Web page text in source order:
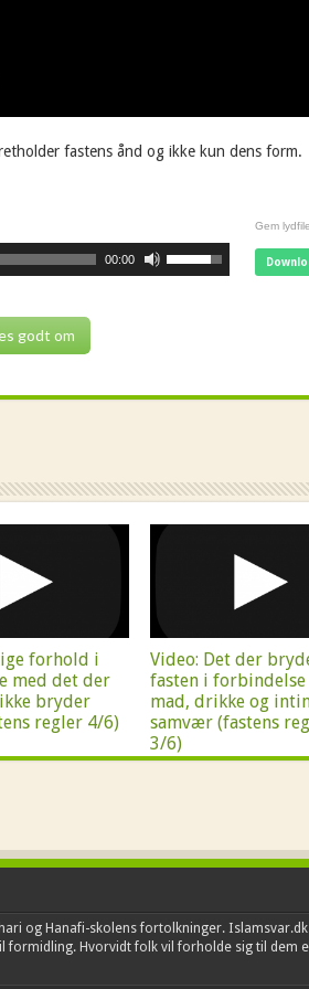
fastens ånd og ikke kun dens form.
00:00
Gem
forhold i
med det der
bryder
regler 4/6)
Video: Det der
fasten i forbindelse
mad, drikke og
samvær (fastens
3/6)
og Hanafi-skolens fortolkninger.
Hvorvidt folk vil forholde sig til dem